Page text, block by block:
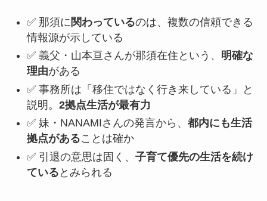
✅ 那須に 関わっているのは、複数の信頼できる
情報源が示している
✅ 義父・山本亘さんが那須在住という、 明確な
理由がある
✅ 事務所は「移住ではなく行き来している」と
説明。 2拠点生活が最有力
✅ 妹・NANAMIさんの発言から、 都内にも生活
拠点があることは確か
✅ 引退の意思は固く、 子育て優先の生活を続け
ている とみられる